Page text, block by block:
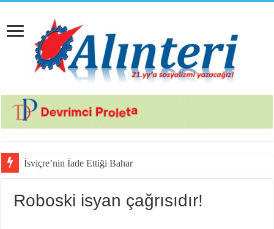
İsviçre’nin İade Ettiği Bahar Yalçınkaya Türkiye’
Roboski isyan çağrısıdır!